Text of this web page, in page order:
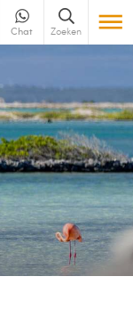
Chat Zoeken